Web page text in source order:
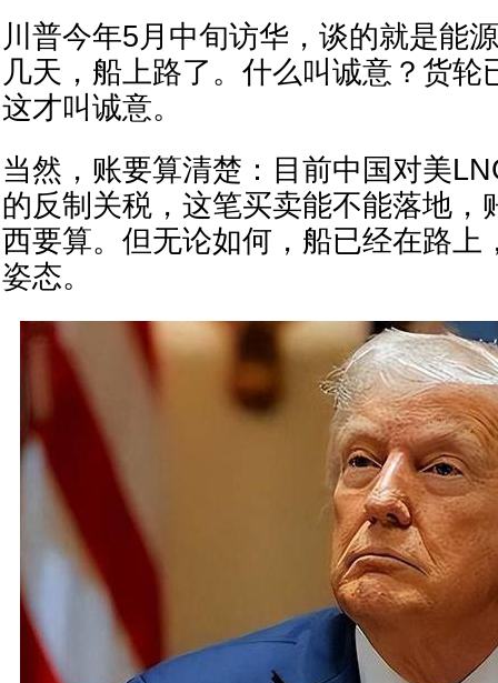
川普今年5月中旬访华，谈的就是能
几天，船上路了。什么叫诚意？货轮
这才叫诚意。
当然，账要算清楚：目前中国对美
的反制关税，这笔买卖能不能落地，
西要算。但无论如何，船已经在路上
姿态。